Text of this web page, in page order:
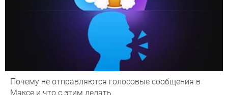
Почему не отправляются голосовые сообщения в
Максе и что с этим делать